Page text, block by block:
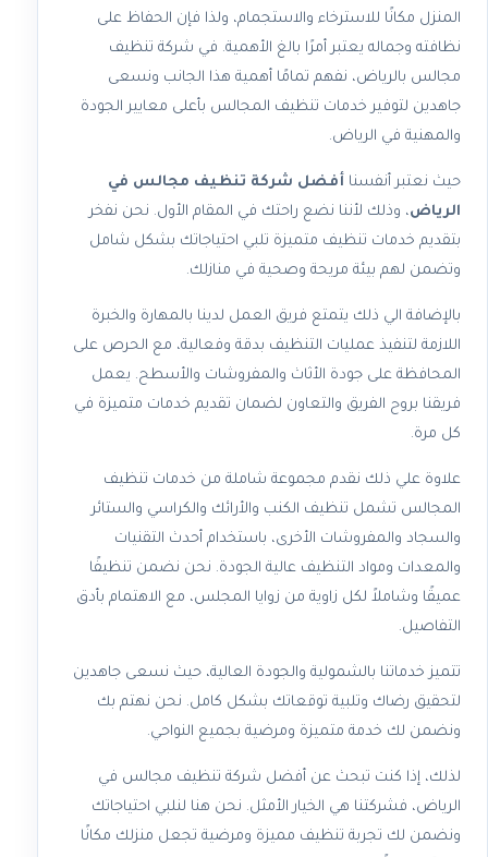
المنزل مكانًا للاسترخاء والاستجمام، ولذا فإن الحفاظ على
نظافته وجماله يعتبر أمرًا بالغ الأهمية. في شركة تنظيف
مجالس بالرياض، نفهم تمامًا أهمية هذا الجانب ونسعى
جاهدين لتوفير خدمات تنظيف المجالس بأعلى معايير الجودة
والمهنية في الرياض.
حيث نعتبر أنفسنا أفضل شركة تنظيف مجالس في
الرياض، وذلك لأننا نضع راحتك في المقام الأول. نحن نفخر
بتقديم خدمات تنظيف متميزة تلبي احتياجاتك بشكل شامل
وتضمن لهم بيئة مريحة وصحية في منازلك.
بالإضافة الي ذلك يتمتع فريق العمل لدينا بالمهارة والخبرة
اللازمة لتنفيذ عمليات التنظيف بدقة وفعالية، مع الحرص على
المحافظة على جودة الأثاث والمفروشات والأسطح. يعمل
فريقنا بروح الفريق والتعاون لضمان تقديم خدمات متميزة في
كل مرة.
علاوة علي ذلك نقدم مجموعة شاملة من خدمات تنظيف
المجالس تشمل تنظيف الكنب والأرائك والكراسي والستائر
والسجاد والمفروشات الأخرى، باستخدام أحدث التقنيات
والمعدات ومواد التنظيف عالية الجودة. نحن نضمن تنظيفًا
عميقًا وشاملاً لكل زاوية من زوايا المجلس، مع الاهتمام بأدق
التفاصيل.
تتميز خدماتنا بالشمولية والجودة العالية، حيث نسعى جاهدين
لتحقيق رضاك وتلبية توقعاتك بشكل كامل. نحن نهتم بك
ونضمن لك خدمة متميزة ومرضية بجميع النواحي.
لذلك، إذا كنت تبحث عن أفضل شركة تنظيف مجالس في
الرياض، فشركتنا هي الخيار الأمثل. نحن هنا لنلبي احتياجاتك
ونضمن لك تجربة تنظيف مميزة ومرضية تجعل منزلك مكانًا